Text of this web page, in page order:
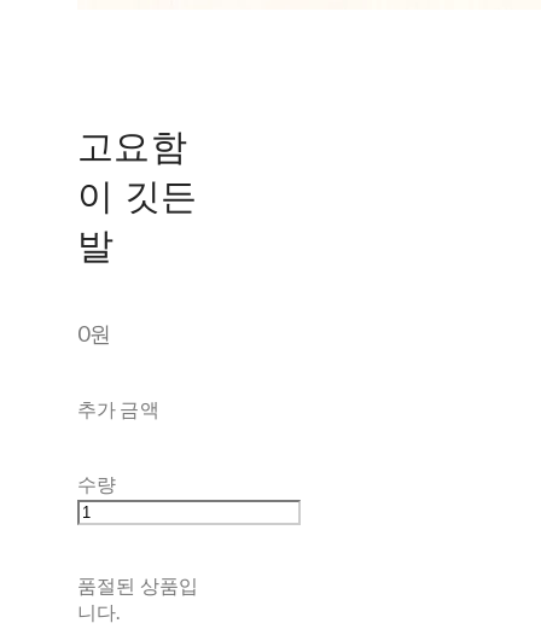
고요함
이 깃든
발
0원
추가 금액
수량
품절된 상품입
니다.